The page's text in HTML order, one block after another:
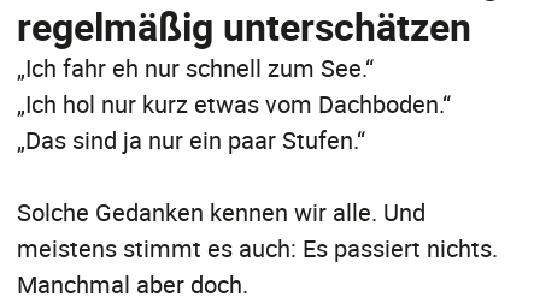
regelmäßig unterschätzen
„Ich fahr eh nur schnell zum See.“
„Ich hol nur kurz etwas vom Dachboden.“
„Das sind ja nur ein paar Stufen.“
Solche Gedanken kennen wir alle. Und
meistens stimmt es auch: Es passiert nichts.
Manchmal aber doch.